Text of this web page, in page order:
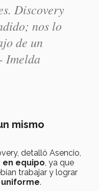
Discovery
nos lo
de un
Imelda
mismo
detalló Asencio,
en equipo , ya que
trabajar y lograr
.